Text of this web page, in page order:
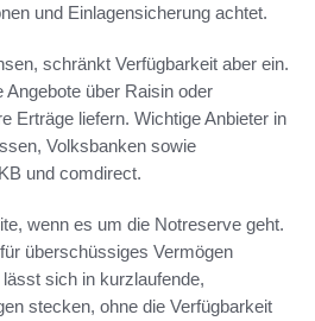
und Einlagensicherung achtet.
schränkt Verfügbarkeit aber ein.
Angebote über Raisin oder
Erträge liefern. Wichtige Anbieter in
Volksbanken sowie
und comdirect.
wenn es um die Notreserve geht.
überschüssiges Vermögen
sich in kurzlaufende,
stecken, ohne die Verfügbarkeit